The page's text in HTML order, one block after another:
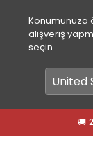
Konumunuza
alışveriş
seçin.
🚀